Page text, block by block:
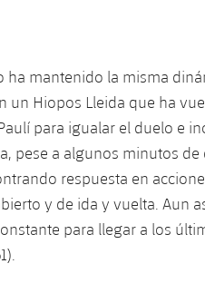
ha mantenido la misma
un Hiopos Lleida que ha
para igualar el duelo e
pese a algunos minutos
respuesta en
y de ida y vuelta. Aun
para llegar a los